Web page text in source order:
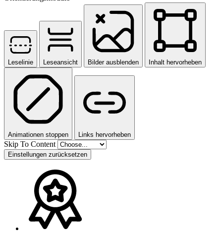
Leselinie Leseansicht Bilder ausblenden Inhalt hervorheben
Animationen stoppen Links hervorheben
Skip To Content
Einstellungen zurücksetzen